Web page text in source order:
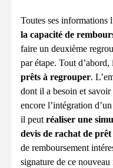
Toutes ses informations
la capacité de
faire un deuxième
par étape. Tout
prêts à regrouper.
dont il a besoin et
encore l’intégration
il peut réaliser une
devis de rachat de
de remboursement
signature de ce